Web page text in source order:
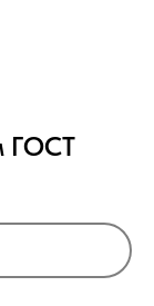
ГОСТ